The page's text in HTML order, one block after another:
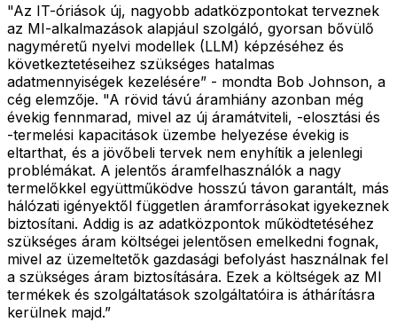
"Az IT-óriások új, nagyobb adatközpontokat terveznek
az MI-alkalmazások alapjául szolgáló, gyorsan bővülő
nagyméretű nyelvi modellek (LLM) képzéséhez és
következtetéseihez szükséges hatalmas
adatmennyiségek kezelésére” - mondta Bob Johnson, a
cég elemzője. "A rövid távú áramhiány azonban még
évekig fennmarad, mivel az új áramátviteli, -elosztási és
-termelési kapacitások üzembe helyezése évekig is
eltarthat, és a jövőbeli tervek nem enyhítik a jelenlegi
problémákat. A jelentős áramfelhasználók a nagy
termelőkkel együttműködve hosszú távon garantált, más
hálózati igényektől független áramforrásokat igyekeznek
biztosítani. Addig is az adatközpontok működtetéséhez
szükséges áram költségei jelentősen emelkedni fognak,
mivel az üzemeltetők gazdasági befolyást használnak fel
a szükséges áram biztosítására. Ezek a költségek az MI
termékek és szolgáltatások szolgáltatóira is áthárításra
kerülnek majd.”